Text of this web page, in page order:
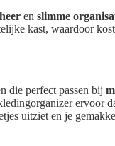
en slimme
kast, waardoor
die perfect passen bij
ervoor
uitziet en je